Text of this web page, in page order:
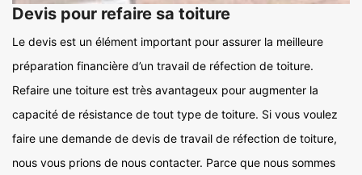
Devis pour refaire sa toiture
Le devis est un élément important pour assurer la meilleure
préparation financière d’un travail de réfection de toiture.
Refaire une toiture est très avantageux pour augmenter la
capacité de résistance de tout type de toiture. Si vous voulez
faire une demande de devis de travail de réfection de toiture,
nous vous prions de nous contacter. Parce que nous sommes